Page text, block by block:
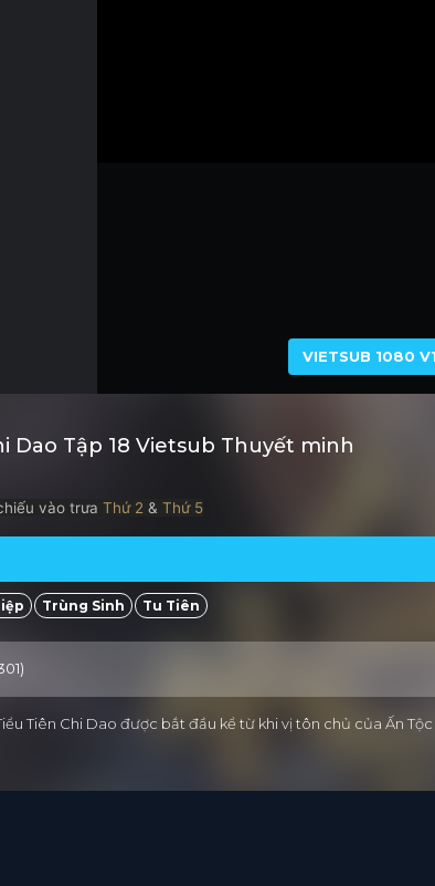
VIETSUB 1080 V1
Dao Tập 18 Vietsub Thuyết minh
vào trưa Thứ 2 & Thứ 5
Trùng Sinh Tu Tiên
Tiên Chi Dao được bắt đầu kể từ khi vị tôn chủ của Ấn